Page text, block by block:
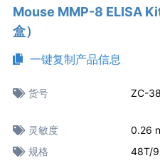
Mouse MMP-8 ELISA
盒）
一键复制产品信息
货号 ZC-
灵敏度
0.26
规格
48T/